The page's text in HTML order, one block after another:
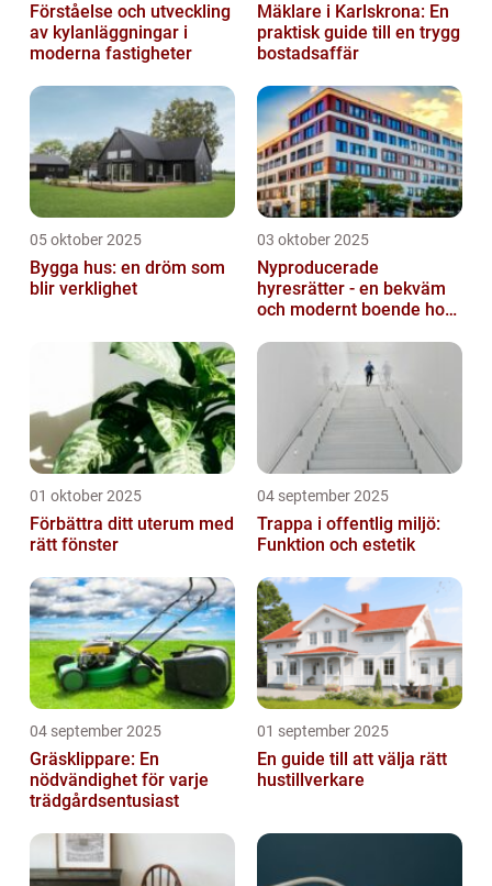
Förståelse och utveckling
av kylanläggningar i
moderna fastigheter
Mäklare i Karlskrona: En
praktisk guide till en trygg
bostadsaffär
05 oktober 2025
Bygga hus: en dröm som
blir verklighet
03 oktober 2025
Nyproducerade
hyresrätter - en bekväm
och modernt boende hos
nyproduktion
01 oktober 2025
Förbättra ditt uterum med
rätt fönster
04 september 2025
Trappa i offentlig miljö:
Funktion och estetik
04 september 2025
Gräsklippare: En
nödvändighet för varje
trädgårdsentusiast
01 september 2025
En guide till att välja rätt
hustillverkare